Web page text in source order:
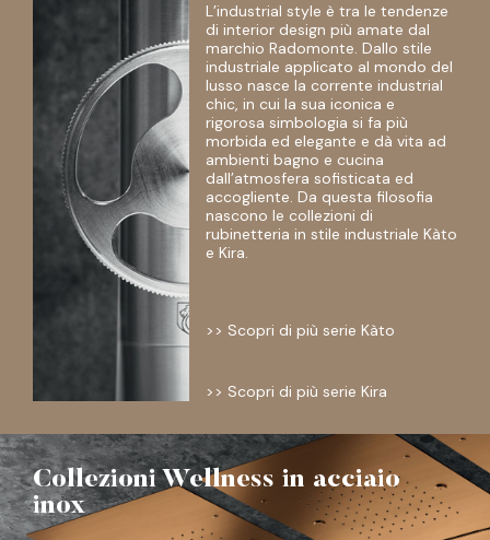
L’industrial style è tra le tendenze
di interior design più amate dal
marchio Radomonte. Dallo stile
industriale applicato al mondo del
lusso nasce la corrente industrial
chic, in cui la sua iconica e
rigorosa simbologia si fa più
morbida ed elegante e dà vita ad
ambienti bagno e cucina
dall’atmosfera sofisticata ed
accogliente. Da questa filosofia
nascono le collezioni di
rubinetteria in stile industriale Kàto
e Kira.
>> Scopri di più serie Kàto
>> Scopri di più serie Kira
Collezioni Wellness in acciaio
inox